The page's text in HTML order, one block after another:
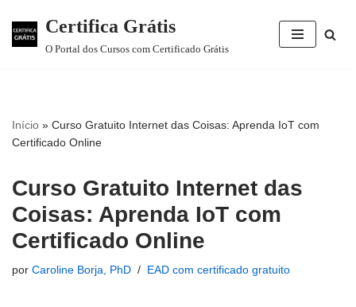
Pular
Certifica Grátis
O Portal dos Cursos com Certificado Grátis
Início » Curso Gratuito Internet das Coisas: Aprenda IoT com
Certificado Online
Curso Gratuito Internet das
Coisas: Aprenda IoT com
Certificado Online
por Caroline Borja, PhD EAD com certificado gratuito